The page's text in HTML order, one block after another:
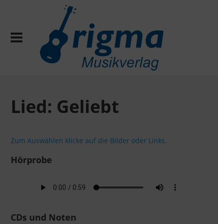
Lied: Geliebt
Zum Auswählen klicke auf die Bilder oder Links.
Hörprobe
CDs und Noten